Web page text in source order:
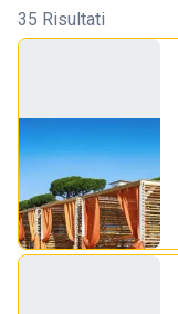
35 Risultati